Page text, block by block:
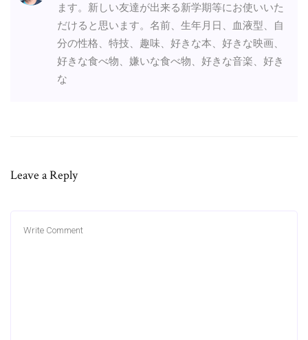
ます。新しい友達が出来る新学期等にお使いいた
だけると思います。名前、生年月日、血液型、自
分の性格、特技、趣味、好きな本、好きな映画、
好きな食べ物、嫌いな食べ物、好きな音楽、好き
な
Leave a Reply